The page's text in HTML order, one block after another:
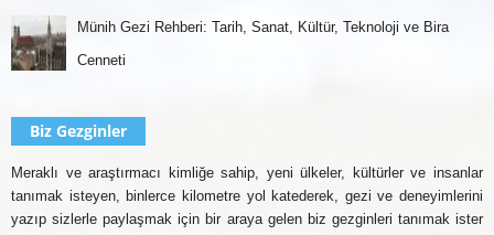
Münih Gezi Rehberi: Tarih, Sanat, Kültür, Teknoloji ve Bira
Cenneti
Biz Gezginler
Meraklı ve araştırmacı kimliğe sahip, yeni ülkeler, kültürler ve insanlar
tanımak isteyen, binlerce kilometre yol katederek, gezi ve deneyimlerini
yazıp sizlerle paylaşmak için bir araya gelen biz gezginleri tanımak ister